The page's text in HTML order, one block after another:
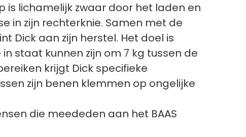
is lichamelijk zwaar door het laden en
in zijn rechterknie. Samen met de
Dick aan zijn herstel. Het doel is
staat kunnen zijn om 7 kg tussen de
krijgt Dick specifieke
zijn benen klemmen op ongelijke
die meededen aan het BAAS